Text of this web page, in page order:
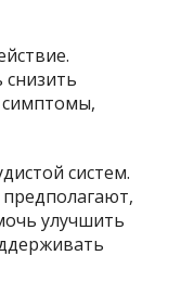
симптомы,
систем.
улучшить